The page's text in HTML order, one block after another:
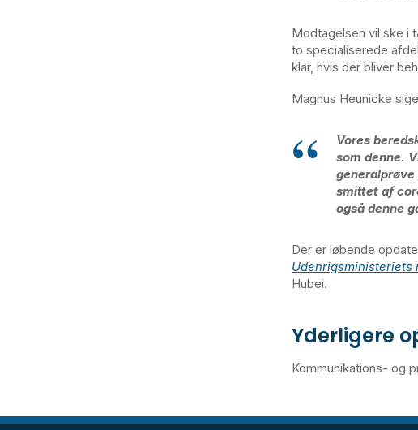
Modtagelsen vil ske i
to specialiserede
klar, hvis der bliver
Magnus Heunicke
Vores
som denne.
smittet af
også denne
Der er løbende
Udenrigsministeriets
Hubei.
Yderligere
Kommunikations- og